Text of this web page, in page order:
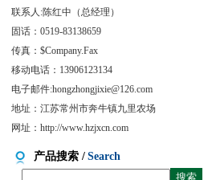
联系人:陈红中（总经理）
固话：0519-83138659
传真：$Company.Fax
移动电话：13906123134
电子邮件:hongzhongjixie@126.com
地址：江苏常州市奔牛镇九里农场
网址： http://www.hzjxcn.com
产品搜索 / Search